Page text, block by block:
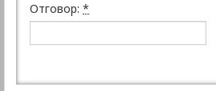
Отговор: *